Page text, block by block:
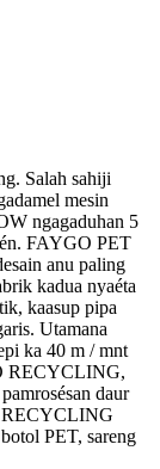
Salah sahiji
mesin
ngagaduhan 5
FAYGO PET
anu paling
kadua nyaéta
kaasup pipa
Utamana
ka 40 m / mnt
RECYCLING,
daur
RECYCLING
PET, sareng